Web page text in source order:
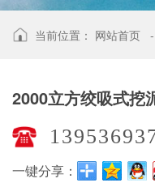
当前位置： 网站首页 -
2000立方绞吸式挖
一键分享：